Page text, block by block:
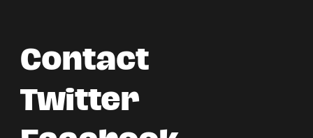
Contact
Twitter